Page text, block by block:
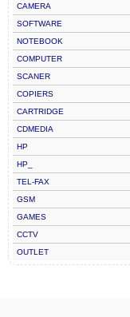
CAMERA
SOFTWARE
NOTEBOOK
COMPUTER
SCANER
COPIERS
CARTRIDGE
CDMEDIA
HP
HP_
TEL-FAX
GSM
GAMES
CCTV
OUTLET